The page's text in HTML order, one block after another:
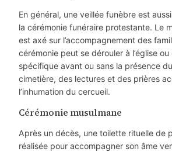
En général, une veillée funèbre est
la cérémonie funéraire protestante. Le
est axé sur l’accompagnement des
cérémonie peut se dérouler à l’église
spécifique avant ou sans la présence
cimetière, des lectures et des prières
l’inhumation du cercueil.
Cérémonie musulmane
Après un décès, une toilette rituelle de
réalisée pour accompagner son âme